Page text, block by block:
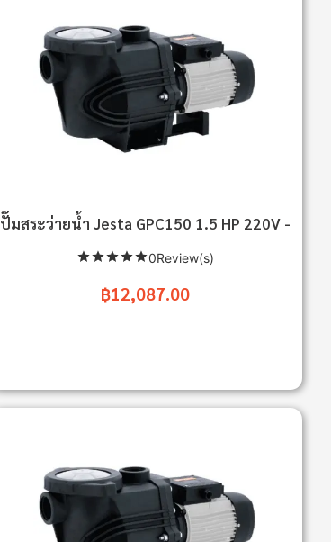
ปั๊มสระว่ายน้ำ Jesta GPC150 1.5 HP 220V -
0Review(s)
฿12,087.00